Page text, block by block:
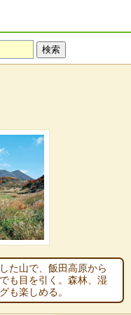
た山で、飯田高原から
も目を引く。森林、湿
も楽しめる。